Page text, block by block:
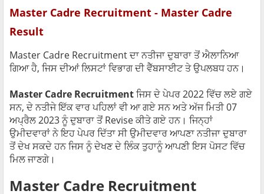
Master Cadre Recruitment - Master Cadre
Result
Master Cadre Recruitment ਦਾ ਨਤੀਜਾ ਦੁਬਾਰਾ ਤੋਂ ਐਲਾਨਿਆ
ਗਿਆ ਹੈ, ਜਿਸ ਦੀਆਂ ਲਿਸਟਾਂ ਵਿਭਾਗ ਦੀ ਵੈੱਬਸਾਈਟ ਤੇ ਉਪਲਬਧ ਹਨ।
Master Cadre Recruitmentਜਿਸ ਦੇ ਪੇਪਰ 2022 ਵਿੱਚ ਲਏ ਗਏ
ਸਨ, ਦੇ ਨਤੀਜੇ ਇੱਕ ਵਾਰ ਪਹਿਲਾਂ ਵੀ ਆ ਗਏ ਸਨ ਅਤੇ ਅੱਜ ਮਿਤੀ 07
ਅਪ੍ਰੈਲ 2023 ਨੂੰ ਦੁਬਾਰਾ ਤੋਂ Revise ਕੀਤੇ ਗਏ ਹਨ। ਜਿਨ੍ਹਾਂ
ਉਮੀਦਵਾਰਾਂ ਨੇ ਇਹ ਪੇਪਰ ਦਿੱਤਾ ਸੀ ਉਮੀਦਵਾਰ ਆਪਣਾ ਨਤੀਜਾ ਦੁਬਾਰਾ
ਤੋਂ ਦੇਖ ਸਕਦੇ ਹਨ ਜਿਸ ਨੂੰ ਦੇਖਣ ਦੇ ਲਿੰਕ ਤੁਹਾਨੂੰ ਆਪਣੀ ਇਸ ਪੋਸਟ ਵਿੱਚ
ਮਿਲ ਜਾਣਗੇ।
Master Cadre Recruitment